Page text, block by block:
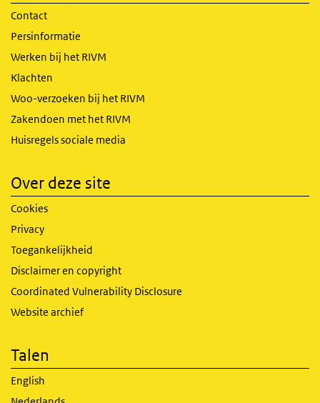
Contact
Persinformatie
Werken bij het RIVM
Klachten
Woo-verzoeken bij het RIVM
Zakendoen met het RIVM
Huisregels sociale media
Over deze site
Cookies
Privacy
Toegankelijkheid
Disclaimer en copyright
Coordinated Vulnerability Disclosure
Website archief
Talen
English